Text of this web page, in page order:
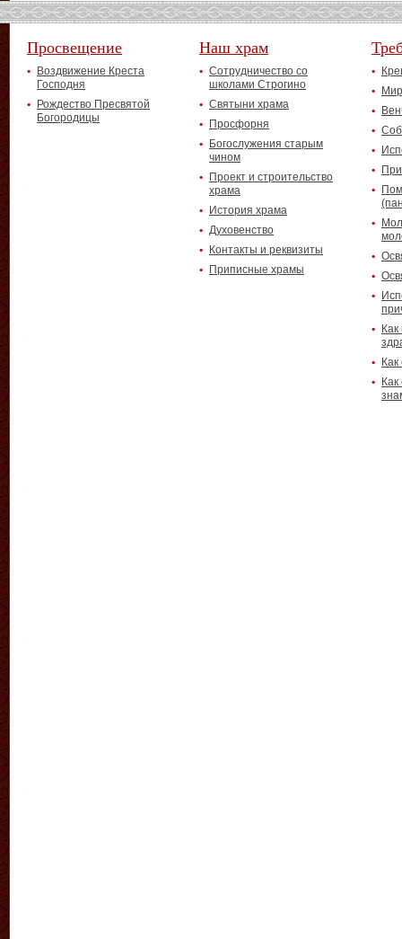
Просвещение
Воздвижение Креста
Господня
Рождество Пресвятой
Богородицы
Наш храм
Сотрудничество со
школами Строгино
Святыни храма
Просфорня
Богослужения старым
чином
Проект и строительство
храма
История храма
Духовенство
Контакты и реквизиты
Приписные храмы
Как